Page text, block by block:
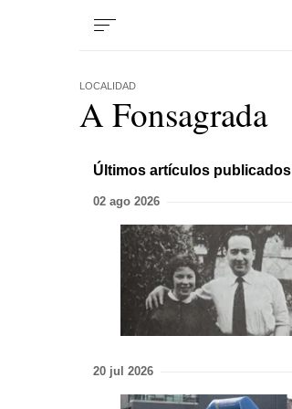
LOCALIDAD
A Fonsagrada
Últimos artículos publicados
02 ago 2026
20 jul 2026